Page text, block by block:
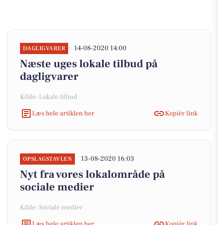
DAGLIGVARER 14-08-2020 14:00
Næste uges lokale tilbud på
dagligvarer
Kilde: Lokale tilbud
Læs hele artiklen her
Kopiér link
OPSLAGSTAVLEN 13-08-2020 16:03
Nyt fra vores lokalområde på
sociale medier
Kilde: Sociale medier